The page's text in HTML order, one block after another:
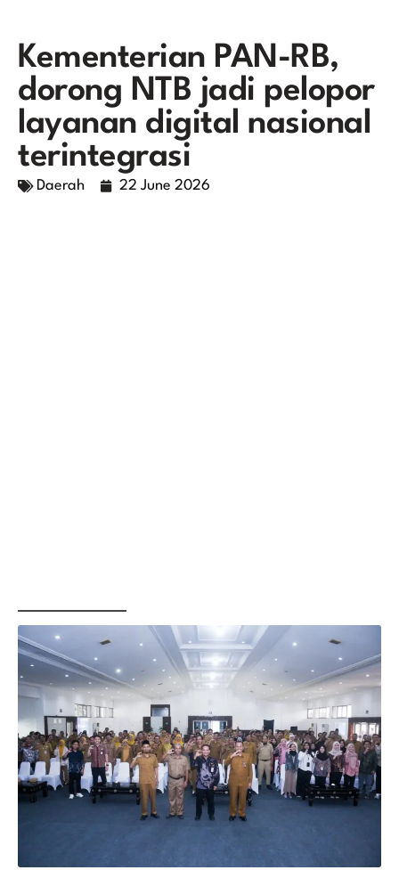
Kementerian PAN-RB,
dorong NTB jadi pelopor
layanan digital nasional
terintegrasi
Daerah 22 June 2026